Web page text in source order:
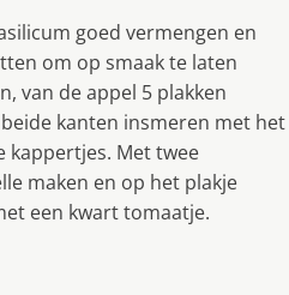
goed vermengen en
om op smaak te laten
van de appel 5 plakken
kanten insmeren met het
kappertjes. Met twee
maken en op het plakje
een kwart tomaatje.